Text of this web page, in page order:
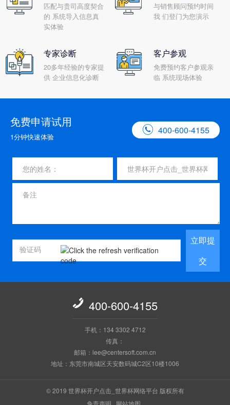
匹配与贵司高度契合
的 系统导入信息真
实体验
与销售顾问预约时间
我 们登门为您演示
专家诊断
20多年经验的专家提
供 企业信息化诊断
客户参观
免费预约客户参观亲
临 系统现场体验
免费申请试用
1分钟快速体验
 400-600-4155
立即提
交
 400-600-4155
手机：134 3302 4712
传真：
邮箱：lee@centersoft.com.cn
地址：东莞市南城区天安数码城C2区10楼1006
© 2019 世界杯开户点击_世界杯网络平台 版权所有
免责声明
网站地图